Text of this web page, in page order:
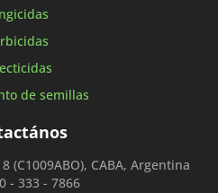
de semillas
(C1009ABO), CABA, Argentina
- 333 - 7866